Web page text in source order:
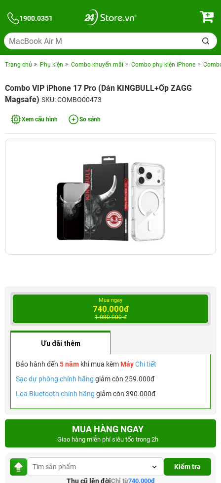
1900.0351
Trang chủ Phụ kiện Combo khuyến mãi Combo phụ kiện iPhone
Combo VIP iPhone 17 Pro (Dán KINGBULL+Ốp ZAGG
Magsafe) SKU: COMBO00473
Xem cấu hình So sánh
Mua ngay
740.000đ
1.080.000 đ
Ưu đãi thêm
Bảo hành đến 5 năm khi mua kèm MáyChi tiết
Sạc dự phòng chính hãng giảm còn 259.000đ
Loa Bluetooth chính hãng giảm còn 390.000đ
MUA HÀNG NGAY
Giao hàng miễn phí siêu tốc trong 2h
Kiểm tra
Thu cũ lên đờiChỉ từ740.000đ